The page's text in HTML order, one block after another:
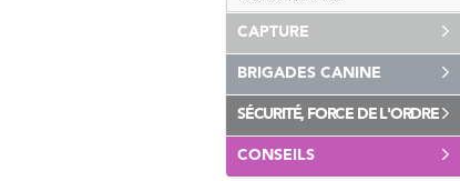
CAPTURE
BRIGADES CANINE
SÉCURITÉ, FORCE DE L'ORDRE
CONSEILS